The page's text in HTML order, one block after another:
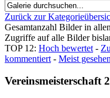
Zurück zur
Gesamtanzahl Bilder in
Zugriffe auf alle Bilder
TOP 12: Hoch bewertet -
kommentiert - Meist gesehen
Vereinsmeisterschaft